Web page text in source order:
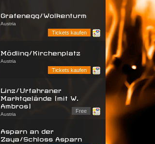
Grafenegg/Wolkenturm
Austria
Tickets kaufen
Mödling/Kirchenplatz
Austria
Tickets kaufen
Linz/Urfahraner
Marktgelände (mit W.
Ambros)
Austria
Free
Asparn an der
Zaya/Schloss Asparn